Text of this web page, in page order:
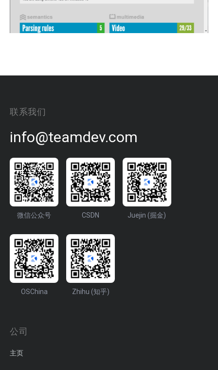
联系我们
info@teamdev.com
微信公众号 CSDN Juejin (掘金)
OSChina Zhihu (知乎)
公司
主页